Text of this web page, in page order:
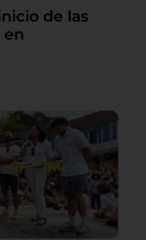
de las
en